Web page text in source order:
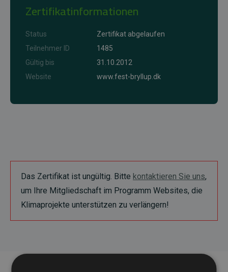
Zertifikatinformationen
Status
Zertifikat abgelaufen
Teilnehmer ID
1485
Gültig bis
31.10.2012
Website
www.fest-bryllup.dk
Das Zertifikat ist ungültig. Bitte kontaktieren Sie uns,
um Ihre Mitgliedschaft im Programm Websites, die
Klimaprojekte unterstützen zu verlängern!